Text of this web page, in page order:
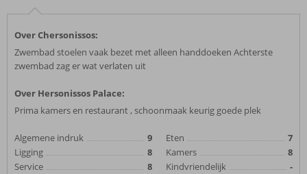
Over Chersonissos:
Zwembad stoelen vaak bezet met alleen handdoeken Achterste
zwembad zag er wat verlaten uit
Over Hersonissos Palace:
Prima kamers en restaurant , schoonmaak keurig goede plek
Algemene indruk
9
Ligging
8
Service
8
Eten
7
Kamers
8
Kindvriendelijk
-